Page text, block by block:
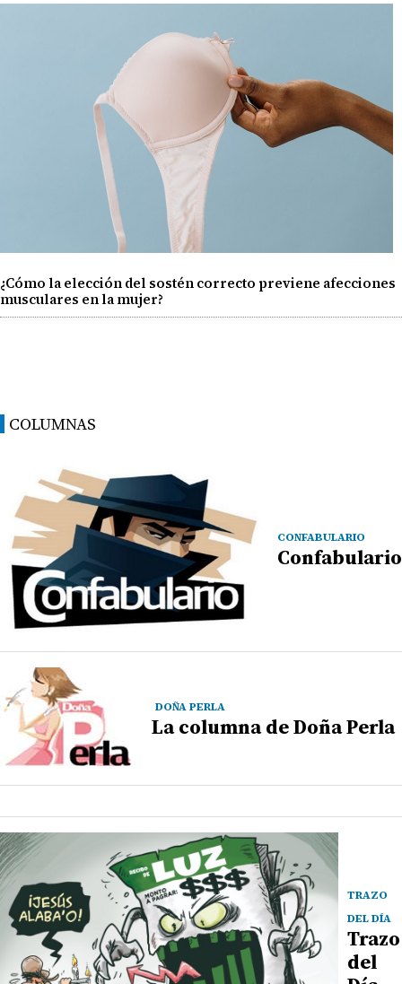
¿Cómo la elección del sostén correcto previene afecciones
musculares en la mujer?
COLUMNAS
CONFABULARIO
Confabulario
DOÑA PERLA
La columna de Doña Perla
TRAZO
DEL DÍA
Trazo
del